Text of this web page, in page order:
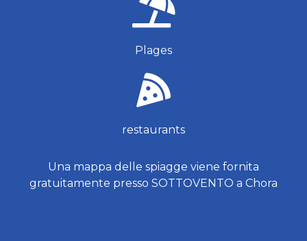
Plages
restaurants
Una mappa delle spiagge viene fornita
gratuitamente presso SOTTOVENTO a Chora